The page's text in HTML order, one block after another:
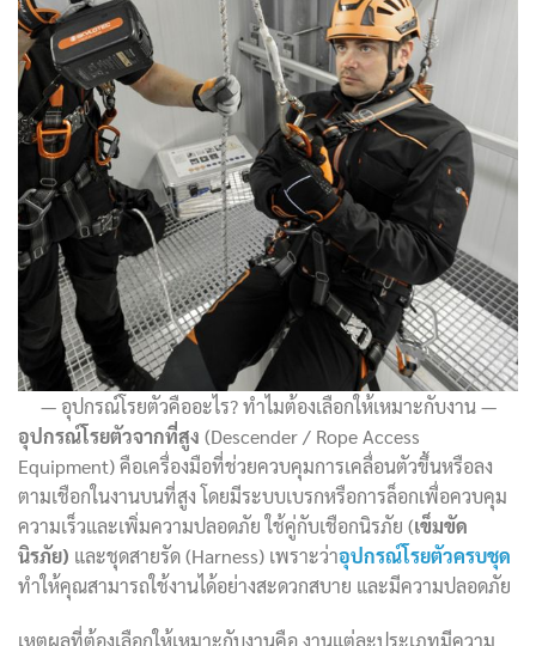
อุปกรณ์โรยตัวคืออะไร? ทำไมต้องเลือกให้เหมาะกับงาน
อุปกรณ์โรยตัวจากที่สูง (Descender / Rope Access
Equipment) คือเครื่องมือที่ช่วยควบคุมการเคลื่อนตัวขึ้นหรือลง
ตามเชือกในงานบนที่สูง โดยมีระบบเบรกหรือการล็อกเพื่อควบคุม
ความเร็วและเพิ่มความปลอดภัย ใช้คู่กับเชือกนิรภัย (เข็มขัด
นิรภัย) และชุดสายรัด (Harness) เพราะว่าอุปกรณ์โรยตัวครบชุด
ทำให้คุณสามารถใช้งานได้อย่างสะดวกสบาย และมีความปลอดภัย
เหตุผลที่ต้องเลือกให้เหมาะกับงานคือ งานแต่ละประเภทมีความ